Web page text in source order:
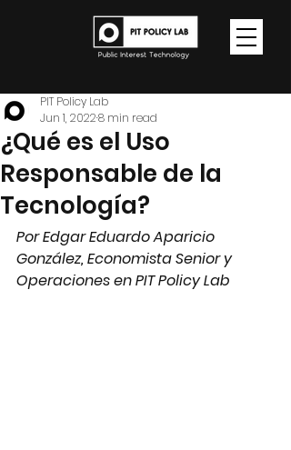
¿Qué es el Uso
Responsable de la
Tecnología?
PIT Policy Lab
Jun 1, 20228 min read
Por Edgar Eduardo Aparicio
González, Economista Senior y
Operaciones en PIT Policy Lab